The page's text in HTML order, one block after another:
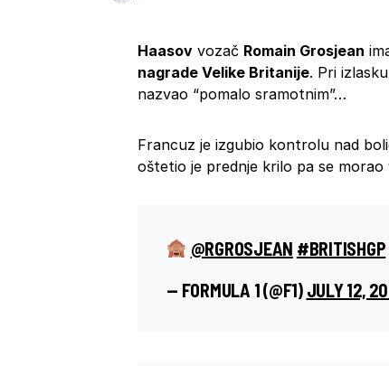
Haasov vozač Romain Grosjean
nagrade Velike Britanije. Pri
nazvao “pomalo sramotnim”…
Francuz je izgubio kontrolu nad
oštetio je prednje krilo pa se
@RGROSJEAN #BRITISHGP
— FORMULA 1 (@F1) JULY 12,